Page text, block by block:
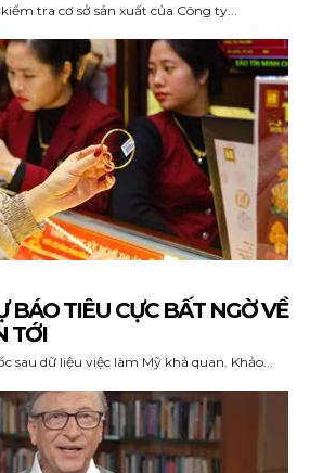
tra cơ sở sản xuất của Công ty...
BÁO TIÊU CỰC BẤT NGỜ VỀ
TỚI
sau dữ liệu việc làm Mỹ khả quan. Khảo...